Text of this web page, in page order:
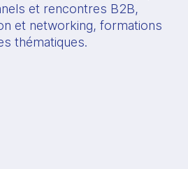
et rencontres B2B,
et networking, formations
thématiques.